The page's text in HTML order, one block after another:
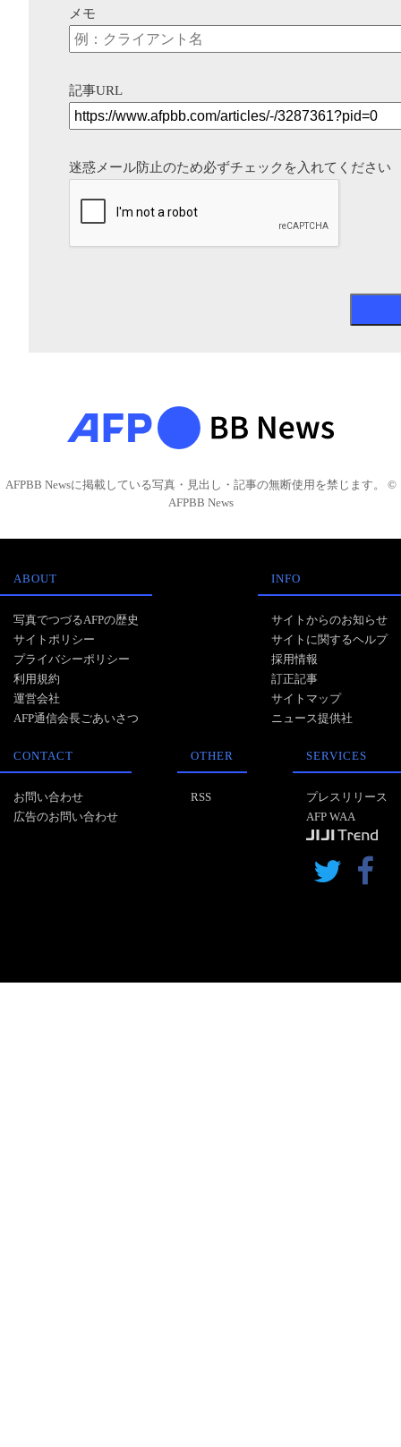
メモ
記事URL
迷惑メール防止のため必ずチェックを入れてください
AFPBB Newsに掲載している写真・見出し・記事の無断使用を禁じます。 ©
AFPBB News
ABOUT
写真でつづるAFPの歴史
サイトポリシー
プライバシーポリシー
利用規約
運営会社
AFP通信会長ごあいさつ
INFO
サイトからのお知らせ
サイトに関するヘルプ
採用情報
訂正記事
サイトマップ
ニュース提供社
CONTACT
お問い合わせ
広告のお問い合わせ
OTHER
RSS
SERVICES
プレスリリース
AFP WAA